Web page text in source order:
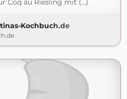
Coq au Riesling mit (...)
Kochbuch.de